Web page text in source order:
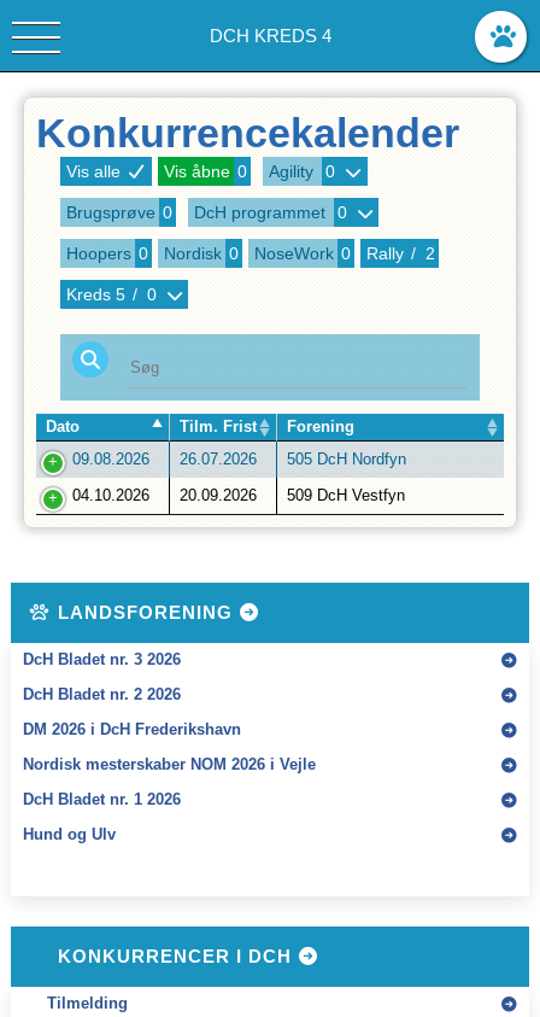
DCH KREDS 4
Konkurrencekalender
Vis alle Vis åbne 0 Agility 0
Brugsprøve 0 DcH programmet 0
Hoopers 0 Nordisk 0 NoseWork 0 Rally / 2
Kreds 5 / 0
Dato Tilm. Frist
Forening
09.08.2026
26.07.2026 505 DcH Nordfyn
04.10.2026 20.09.2026 509 DcH Vestfyn
LANDSFORENING
DcH Bladet nr. 3 2026
DcH Bladet nr. 2 2026
DM 2026 i DcH Frederikshavn
Nordisk mesterskaber NOM 2026 i Vejle
DcH Bladet nr. 1 2026
Hund og Ulv
KONKURRENCER I DCH
Tilmelding